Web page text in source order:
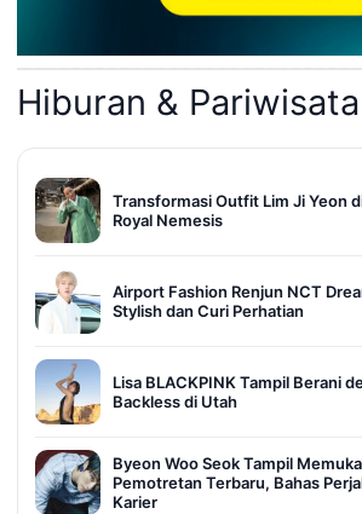
Hiburan & Pariwisata
Transformasi Outfit Lim Ji Yeon
Royal Nemesis
Airport Fashion Renjun NCT
Stylish dan Curi Perhatian
Lisa BLACKPINK Tampil Berani
Backless di Utah
Byeon Woo Seok Tampil
Pemotretan Terbaru, Bahas
Karier